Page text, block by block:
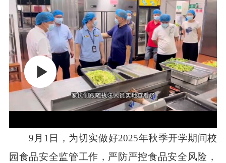
9月1日，为切实做好2025年秋季开学期间校
园食品安全监管工作，严防严控食品安全风险，